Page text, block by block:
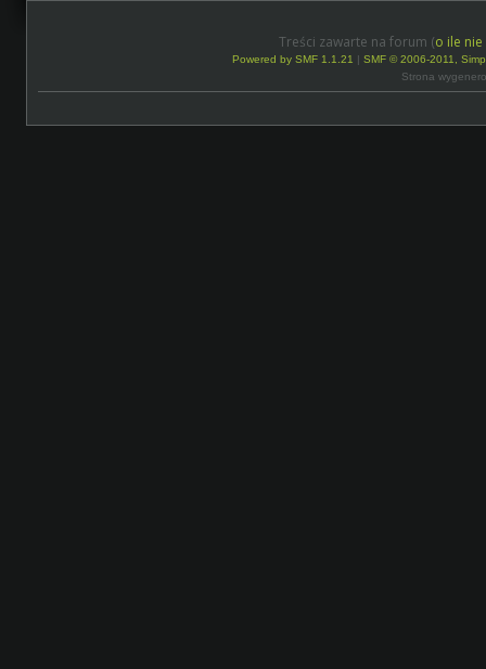
Treści zawarte na forum (o ile
Powered by SMF 1.1.21 | SMF © 2006-2011,
Strona